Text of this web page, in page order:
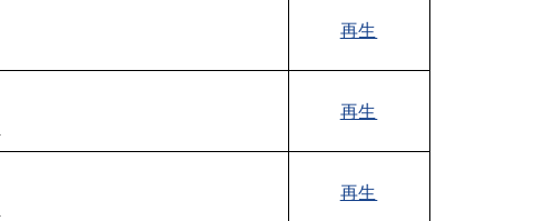
再生
再生
再生